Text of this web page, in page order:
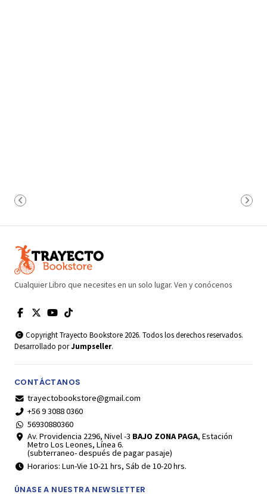
Cualquier Libro que necesites en un solo lugar. Ven y conócenos
Copyright Trayecto Bookstore 2026. Todos los derechos reservados.
Desarrollado porJumpseller.
CONTÁCTANOS
trayectobookstore@gmail.com
+56 9 3088 0360
56930880360
Av. Providencia 2296, Nivel -3 BAJO ZONA PAGA, Estación
Metro Los Leones, Línea 6.
(subterraneo- después de pagar pasaje)
Horarios: Lun-Vie 10-21 hrs, Sáb de 10-20 hrs.
ÚNASE A NUESTRA NEWSLETTER